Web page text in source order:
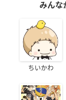
みんな
ちいかわ